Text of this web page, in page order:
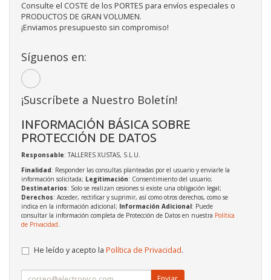
Consulte el COSTE de los PORTES para envíos especiales o
PRODUCTOS DE GRAN VOLUMEN.
¡Enviamos presupuesto sin compromiso!
Síguenos en:
¡Suscríbete a Nuestro Boletín!
INFORMACIÓN BÁSICA SOBRE
PROTECCIÓN DE DATOS
Responsable: TALLERES XUSTAS, S.L.U.
Finalidad: Responder las consultas planteadas por el usuario y enviarle la
información solicitada; Legitimación: Consentimiento del usuario;
Destinatarios: Solo se realizan cesiones si existe una obligación legal;
Derechos: Acceder, rectificar y suprimir, así como otros derechos, como se
indica en la información adicional; Información Adicional: Puede
consultar la información completa de Protección de Datos en nuestra Política
de Privacidad.
He leído y acepto la Política de Privacidad.